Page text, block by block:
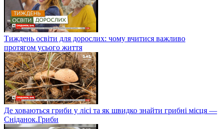
Тиждень освіти для дорослих: чому вчитися важливо
протягом усього життя
Де ховаються гриби у лісі та як швидко знайти грибні місця —
Сніданок.Гриби